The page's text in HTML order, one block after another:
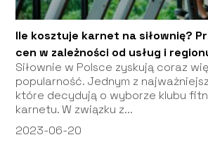
Ile kosztuje karnet na siłownię?
cen w zależności od usług i
Siłownie w Polsce zyskują coraz
popularność. Jednym z
które decydują o wyborze klubu
karnetu. W związku z...
2023-06-20